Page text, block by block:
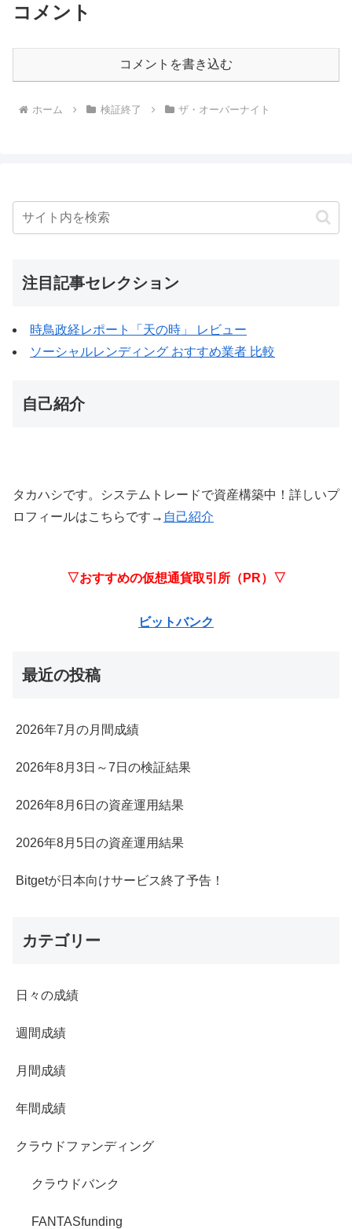
コメント
コメントを書き込む
ホーム 検証終了 ザ・オーバーナイト
注目記事セレクション
時鳥政経レポート「天の時」 レビュー
ソーシャルレンディング おすすめ業者 比較
自己紹介
タカハシです。システムトレードで資産構築中！詳しいプ
ロフィールはこちらです→ 自己紹介
▽おすすめの仮想通貨取引所（PR）▽
ビットバンク
最近の投稿
2026年7月の月間成績
2026年8月3日～7日の検証結果
2026年8月6日の資産運用結果
2026年8月5日の資産運用結果
Bitgetが日本向けサービス終了予告！
カテゴリー
日々の成績
週間成績
月間成績
年間成績
クラウドファンディング
クラウドバンク
FANTASfunding